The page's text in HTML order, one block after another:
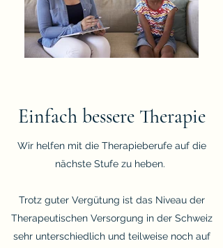
Einfach bessere Therapie
Wir helfen mit die Therapieberufe auf die
nächste Stufe zu heben.
Trotz guter Vergütung ist das Niveau der
Therapeutischen Versorgung in der Schweiz
sehr unterschiedlich und teilweise noch auf